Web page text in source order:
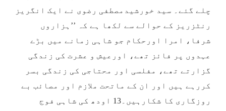
چلے گئے۔ سید خورشیدمصطفی رضوی نے ایک انگریز
رنٹزریز کے حوالے سے لکھا ہے کہ ’’ہزاروں
شرفا، امرا اورحکام جو شاہی زمانے میں بڑے
عہدوں پر فائز تھے، اورعیش و عشرت کی زندگی
گزارتے تھے، مفلسی اور محتاجی کی زندگی بسر
کررہے ہیں اور ان کے ماتحت ملازم اور مصائب بے
روزگاری کا شکارہیں۔13 اودھ کی شاہی فوج